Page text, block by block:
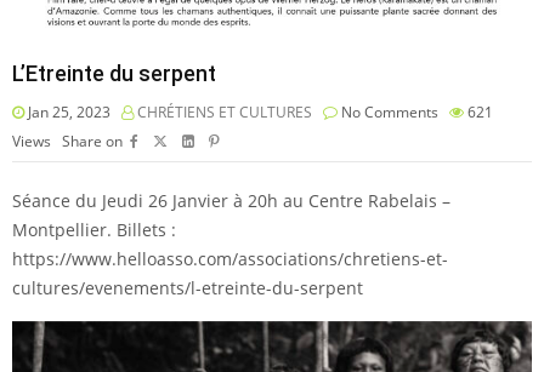
L’Etreinte du serpent
Jan 25, 2023 CHRÉTIENS ET CULTURES No Comments
621
Views Share on
Séance du Jeudi 26 Janvier à 20h au Centre Rabelais –
Montpellier. Billets :
https://www.helloasso.com/associations/chretiens-et-
cultures/evenements/l-etreinte-du-serpent